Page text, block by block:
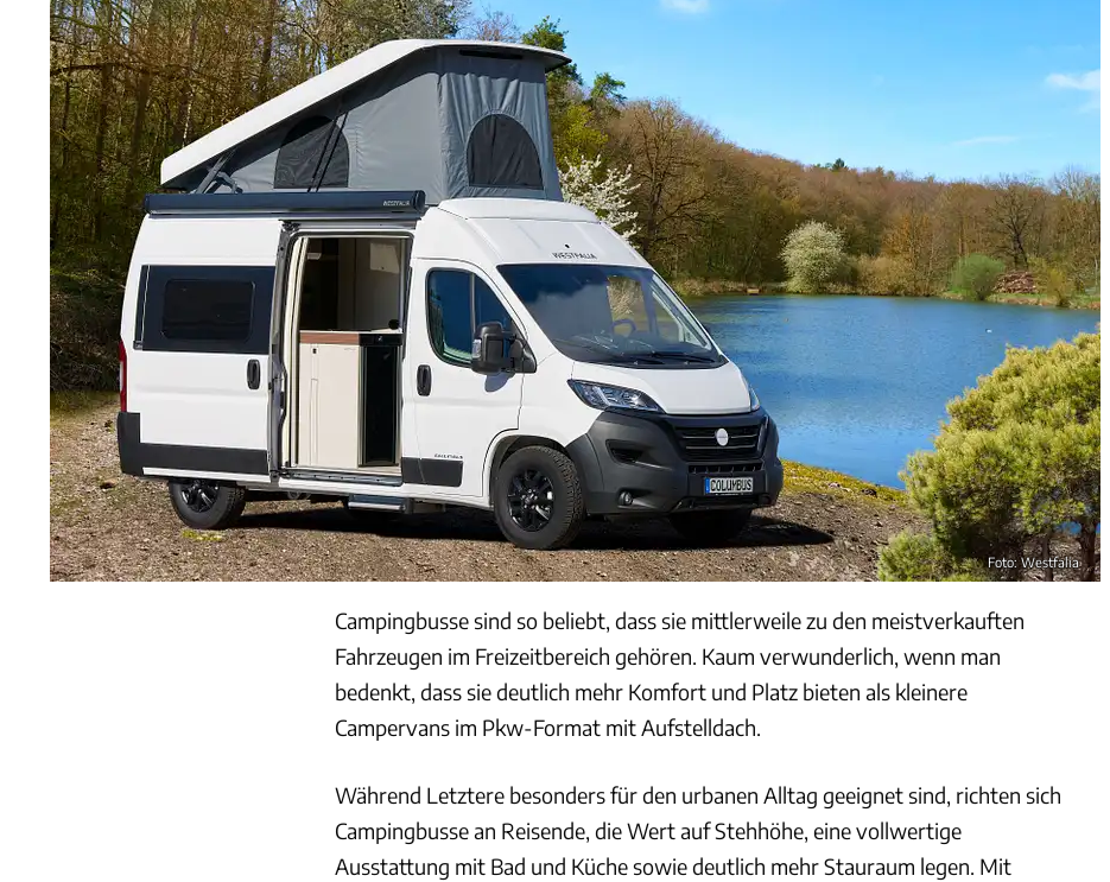
Foto: Westfalia
Campingbusse sind so beliebt, dass sie mittlerweile zu den meistverkauften
Fahrzeugen im Freizeitbereich gehören. Kaum verwunderlich, wenn man
bedenkt, dass sie deutlich mehr Komfort und Platz bieten als kleinere
Campervans im Pkw-Format mit Aufstelldach.
Während Letztere besonders für den urbanen Alltag geeignet sind, richten sich
Campingbusse an Reisende, die Wert auf Stehhöhe, eine vollwertige
Ausstattung mit Bad und Küche sowie deutlich mehr Stauraum legen. Mit